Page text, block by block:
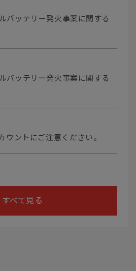
バッテリー発火事案に関する
バッテリー発火事案に関する
ウントにご注意ください。
すべて見る